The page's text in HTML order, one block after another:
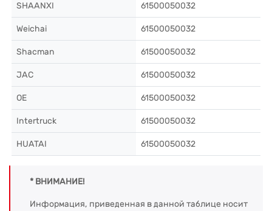
SHAANXI 61500050032
Weichai 61500050032
Shacman 61500050032
JAC 61500050032
OE 61500050032
Intertruck 61500050032
HUATAI 61500050032
* ВНИМАНИЕ!
Информация, приведенная в данной таблице носит